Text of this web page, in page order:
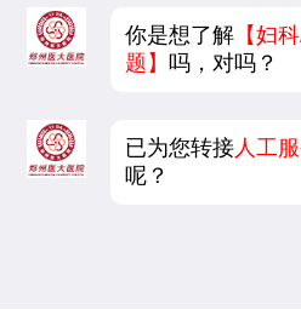
你是想了解 【妇
题】吗，对吗？
已为您转接 人工
呢？